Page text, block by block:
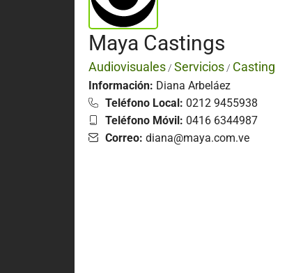
Maya Castings
Audiovisuales / Servicios / Casting
Información: Diana Arbeláez
Teléfono Local: 0212 9455938
Teléfono Móvil: 0416 6344987
Correo: diana@maya.com.ve